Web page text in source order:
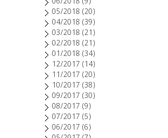
05/2018 (20)
04/2018 (39)
03/2018 (21)
02/2018 (21)
01/2018 (34)
12/2017 (14)
11/2017 (20)
10/2017 (38)
09/2017 (30)
08/2017 (9)
07/2017 (5)
06/2017 (6)